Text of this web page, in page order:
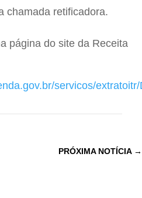
chamada retificadora.
página do site da Receita
servicos/
PRÓXIMA NOTÍCIA→